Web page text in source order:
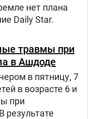
нет плана
Daily Star.
травмы при
в Ашдоде
в пятницу, 7
в возрасте 6 и
при
результате